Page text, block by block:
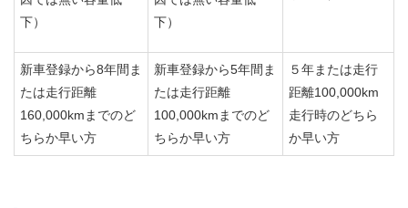
下）
下）
新車登録から8年間ま
たは走行距離
160,000kmまでのど
ちらか早い方
新車登録から5年間ま
たは走行距離
100,000kmまでのど
ちらか早い方
５年または走行
距離100,000km
走行時のどちら
か早い方